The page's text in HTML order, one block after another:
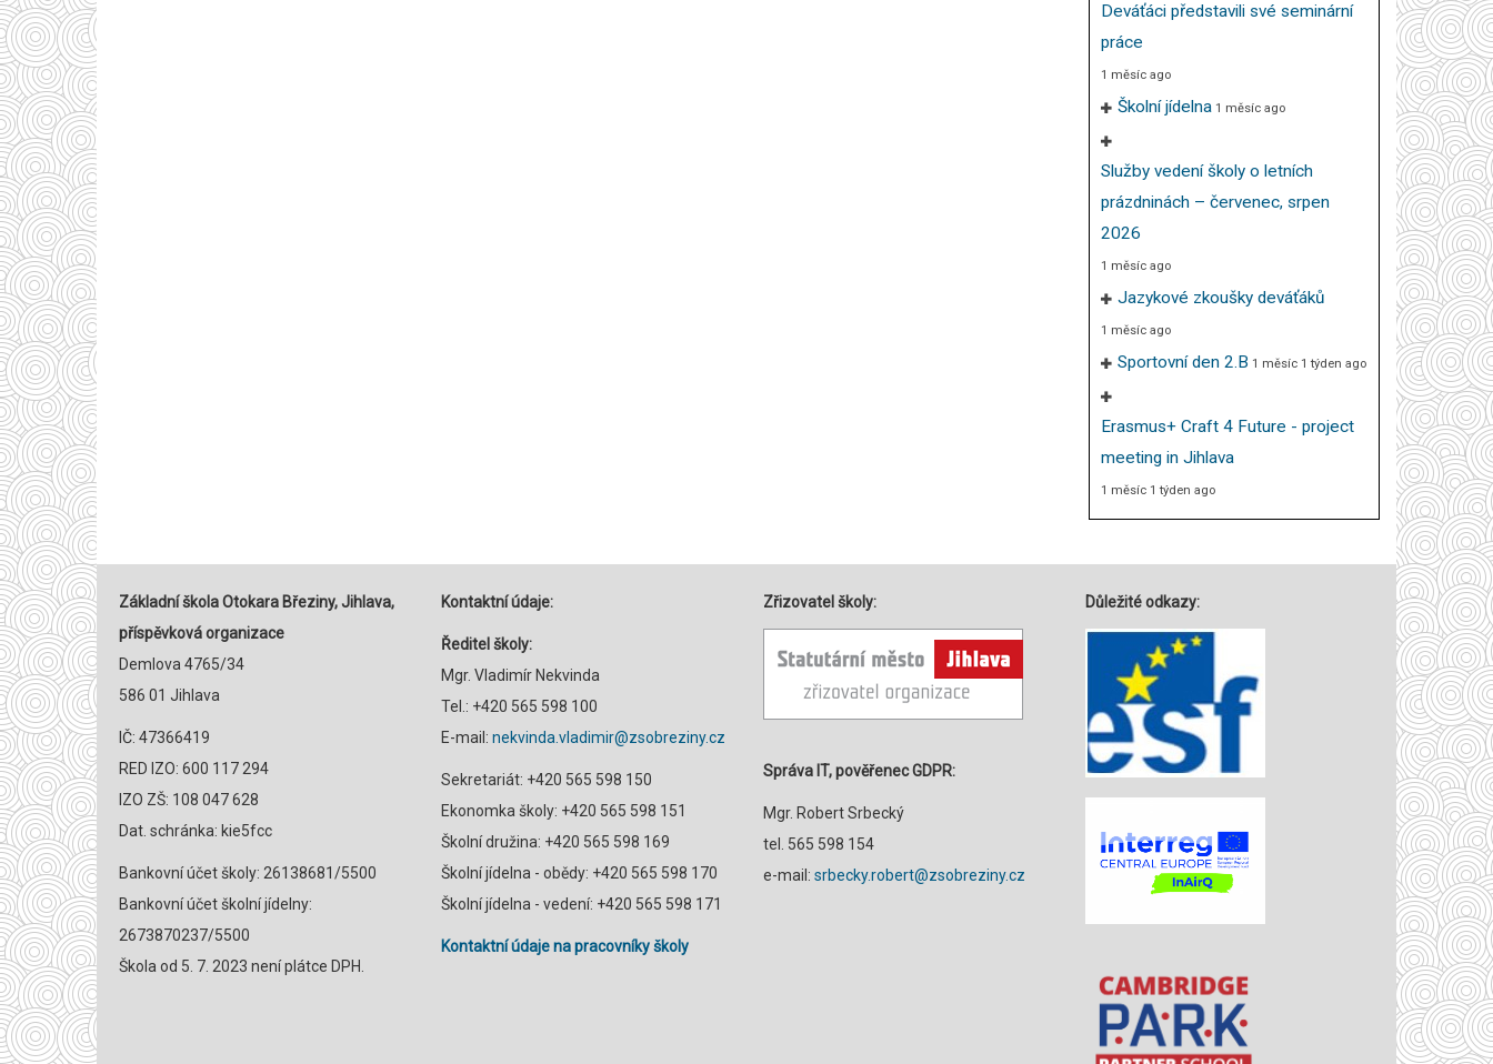
Deváťáci představili své seminární
práce
1 měsíc ago
Školní jídelna 1 měsíc ago
Služby vedení školy o letních
prázdninách – červenec, srpen
2026
1 měsíc ago
Jazykové zkoušky deváťáků
1 měsíc ago
Sportovní den 2.B 1 měsíc 1 týden ago
Erasmus+ Craft 4 Future - project
meeting in Jihlava
1 měsíc 1 týden ago
Základní škola Otokara Březiny, Jihlava,
příspěvková organizace
Demlova 4765/34
586 01 Jihlava
IČ: 47366419
RED IZO: 600 117 294
IZO ZŠ: 108 047 628
Dat. schránka: kie5fcc
Bankovní účet školy: 26138681/5500
Bankovní účet školní jídelny:
2673870237/5500
Škola od 5. 7. 2023 není plátce DPH.
Kontaktní údaje:
Ředitel školy:
Mgr. Vladimír Nekvinda
Tel.: +420 565 598 100
E-mail: nekvinda.vladimir@zsobreziny.cz
Sekretariát: +420 565 598 150
Ekonomka školy: +420 565 598 151
Školní družina: +420 565 598 169
Školní jídelna - obědy: +420 565 598 170
Školní jídelna - vedení: +420 565 598 171
Kontaktní údaje na pracovníky školy
Zřizovatel školy:
Správa IT, pověřenec GDPR:
Mgr. Robert Srbecký
tel. 565 598 154
e-mail: srbecky.robert@zsobreziny.cz
Důležité odkazy: